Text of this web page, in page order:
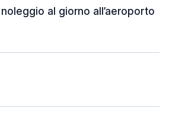
al giorno all’aeroporto